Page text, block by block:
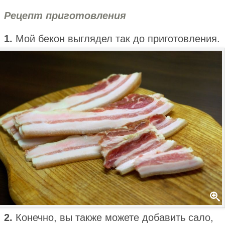
Рецепт приготовления
1. Мой бекон выглядел так до приготовления.
2. Конечно, вы также можете добавить сало,